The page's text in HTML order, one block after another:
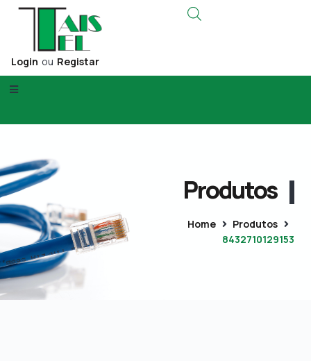
Login ou Registar
Produtos
Home
Produtos
8432710129153